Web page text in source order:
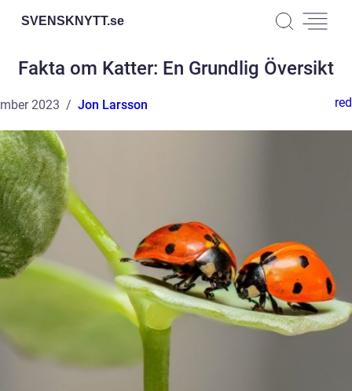
SVENSKNYTT.se
Fakta om Katter: En Grundlig Översikt
2023 Jon Larsson